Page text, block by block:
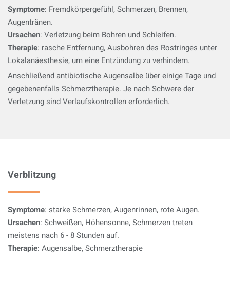
Symptome: Fremdkörpergefühl, Schmerzen, Brennen,
Augentränen.
Ursachen: Verletzung beim Bohren und Schleifen.
Therapie: rasche Entfernung, Ausbohren des Rostringes unter
Lokalanäesthesie, um eine Entzündung zu verhindern.
Anschließend antibiotische Augensalbe über einige Tage und
gegebenenfalls Schmerztherapie. Je nach Schwere der
Verletzung sind Verlaufskontrollen erforderlich.
Verblitzung
Symptome: starke Schmerzen, Augenrinnen, rote Augen.
Ursachen: Schweißen, Höhensonne, Schmerzen treten
meistens nach 6 - 8 Stunden auf.
Therapie: Augensalbe, Schmerztherapie